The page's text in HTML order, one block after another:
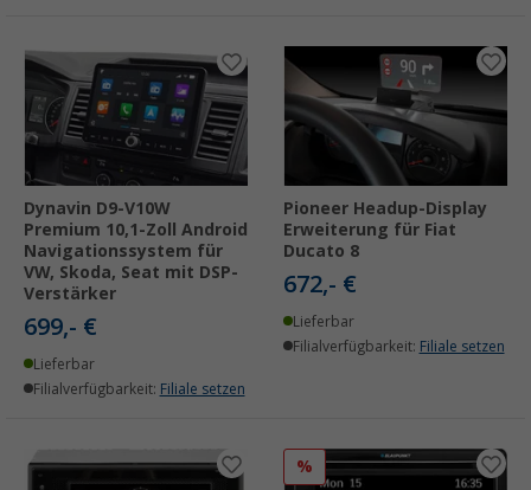
Dynavin D9-V10W
Premium 10,1-Zoll Android
Navigationssystem für
VW, Skoda, Seat mit DSP-
Verstärker
699,- €
Lieferbar
Filialverfügbarkeit: Filiale setzen
Pioneer Headup-Display
Erweiterung für Fiat
Ducato 8
672,- €
Lieferbar
Filialverfügbarkeit: Filiale setzen
%